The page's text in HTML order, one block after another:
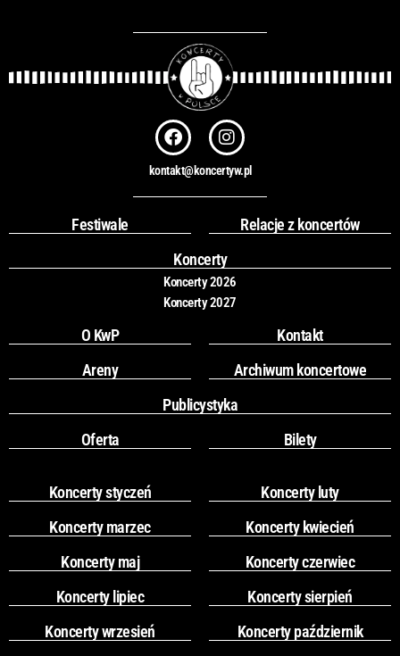
F
a
c
e
b
o
k
I
n
s
t
a
r
a
m
kontakt@koncertyw.pl
Festiwale
Relacje z koncertów
Koncerty
Koncerty 2026
Koncerty 2027
O KwP
Kontakt
Areny
Archiwum koncertowe
Publicystyka
Oferta
Bilety
Koncerty styczeń
Koncerty luty
Koncerty marzec
Koncerty kwiecień
Koncerty maj
Koncerty czerwiec
Koncerty lipiec
Koncerty sierpień
Koncerty wrzesień
Koncerty październik